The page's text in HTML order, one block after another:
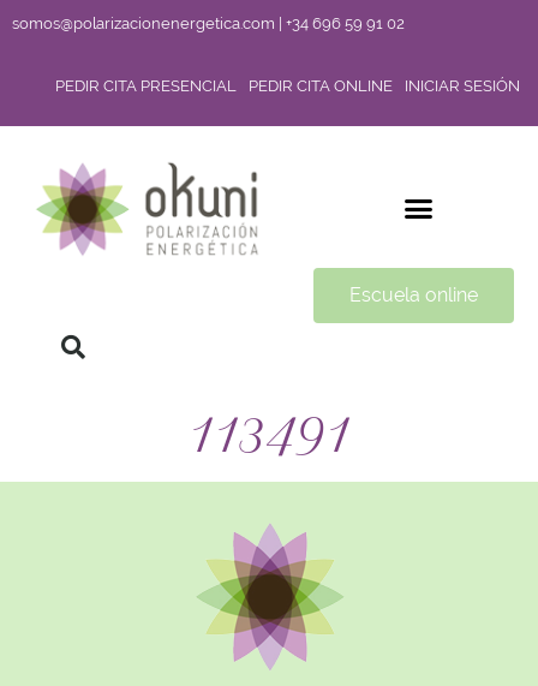
somos@polarizacionenergetica.com | +34 696 59 91 02
PEDIR CITA PRESENCIAL PEDIR CITA ONLINE INICIAR SESIÓN
Escuela online
113491